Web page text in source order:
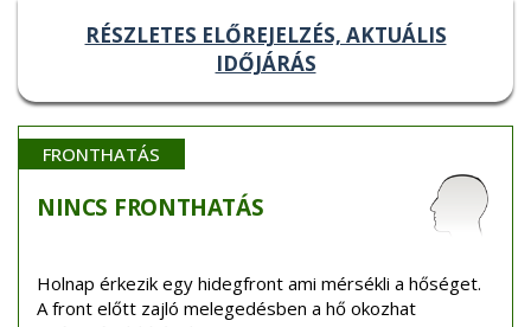
RÉSZLETES ELŐREJELZÉS, AKTUÁLIS
IDŐJÁRÁS
FRONTHATÁS
NINCS FRONTHATÁS
Holnap érkezik egy hidegfront ami mérsékli a hőséget.
A front előtt zajló melegedésben a hő okozhat